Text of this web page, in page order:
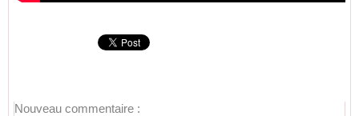
Nouveau commentaire :